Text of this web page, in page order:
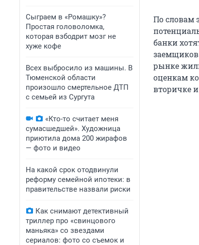
Сыграем в «Ромашку»?
Простая головоломка,
которая взбодрит мозг не
хуже кофе
Всех выбросило из машины. В
Тюменской области
произошло смертельное ДТП
с семьей из Сургута
«Кто-то считает меня
сумасшедшей». Художница
приютила дома 200 жирафов
— фото и видео
На какой срок отодвинули
реформу семейной ипотеки: в
правительстве назвали риски
Как снимают детективный
триллер про «свинцового
маньяка» со звездами
сериалов: фото со съемок и
По словам
банки
рынке
оценкам
вторичке